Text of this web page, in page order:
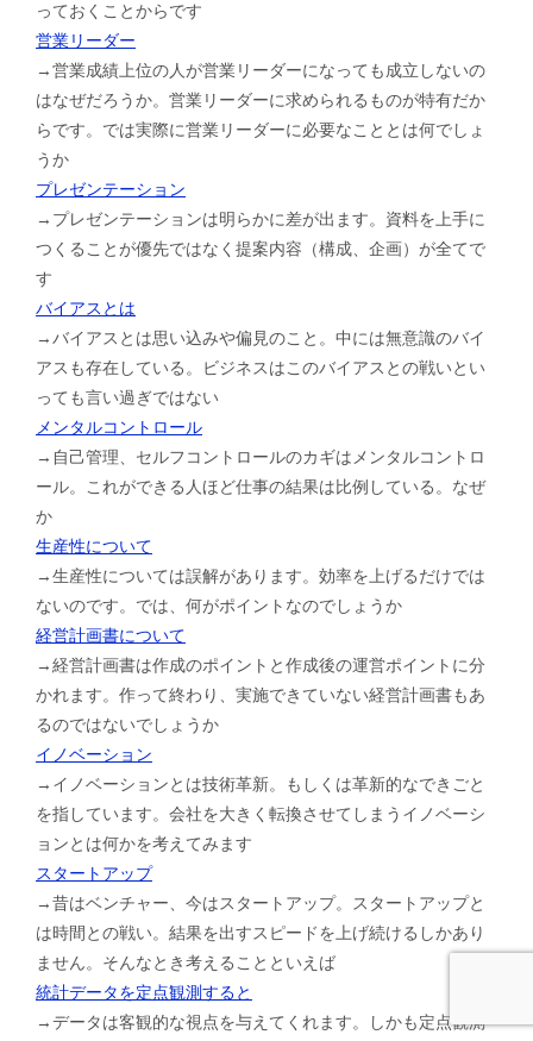
っておくことからです
営業リーダー
→営業成績上位の人が営業リーダーになっても成立しないの
はなぜだろうか。営業リーダーに求められるものが特有だか
らです。では実際に営業リーダーに必要なこととは何でしょ
うか
プレゼンテーション
→プレゼンテーションは明らかに差が出ます。資料を上手に
つくることが優先ではなく提案内容（構成、企画）が全てで
す
バイアスとは
→バイアスとは思い込みや偏見のこと。中には無意識のバイ
アスも存在している。ビジネスはこのバイアスとの戦いとい
っても言い過ぎではない
メンタルコントロール
→自己管理、セルフコントロールのカギはメンタルコントロ
ール。これができる人ほど仕事の結果は比例している。なぜ
か
生産性について
→生産性については誤解があります。効率を上げるだけでは
ないのです。では、何がポイントなのでしょうか
経営計画書について
→経営計画書は作成のポイントと作成後の運営ポイントに分
かれます。作って終わり、実施できていない経営計画書もあ
るのではないでしょうか
イノベーション
→イノベーションとは技術革新。もしくは革新的なできごと
を指しています。会社を大きく転換させてしまうイノベーシ
ョンとは何かを考えてみます
スタートアップ
→昔はベンチャー、今はスタートアップ。スタートアップと
は時間との戦い。結果を出すスピードを上げ続けるしかあり
ません。そんなとき考えることといえば
統計データを定点観測すると
→データは客観的な視点を与えてくれます。しかも定点観測